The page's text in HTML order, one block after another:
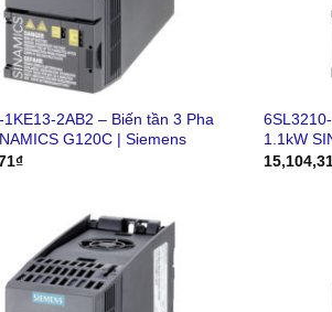
2AB2 – Biến tần 3 Pha
G120C | Siemens
₫
1.1kW